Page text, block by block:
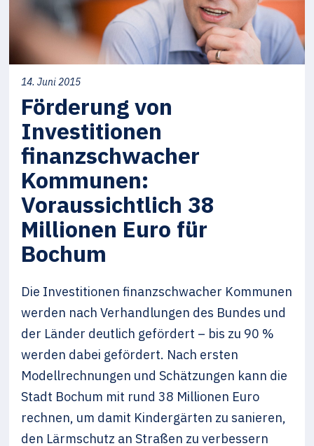
14. Juni 2015
Förderung von
Investitionen
finanzschwacher
Kommunen:
Voraussichtlich 38
Millionen Euro für
Bochum
Die Investitionen finanzschwacher Kommunen
werden nach Verhandlungen des Bundes und
der Länder deutlich gefördert – bis zu 90 %
werden dabei gefördert. Nach ersten
Modellrechnungen und Schätzungen kann die
Stadt Bochum mit rund 38 Millionen Euro
rechnen, um damit Kindergärten zu sanieren,
den Lärmschutz an Straßen zu verbessern